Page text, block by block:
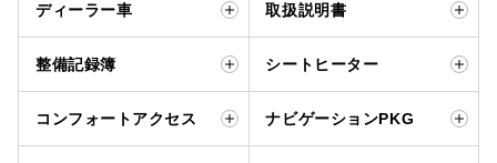
ディーラー車 取扱説明書
整備記録簿 シートヒーター
コンフォートアクセス ナビゲーションPKG